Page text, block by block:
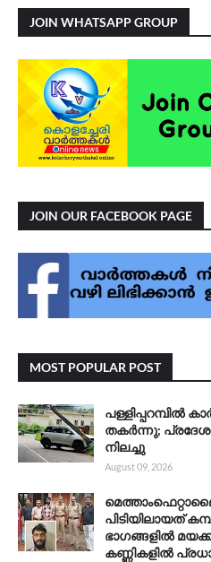
JOIN WHATSAPP GROUP
JOIN OUR FACEBOOK PAGE
MOST POPULAR POST
പള്ളിപ്പറമ്പിൽ
തകർന്നു;
നിലച്ചു
August 09, 2026
പിടിയിലായത്
ഭാഗങ്ങളിൽ
കണ്ണികളിൽ